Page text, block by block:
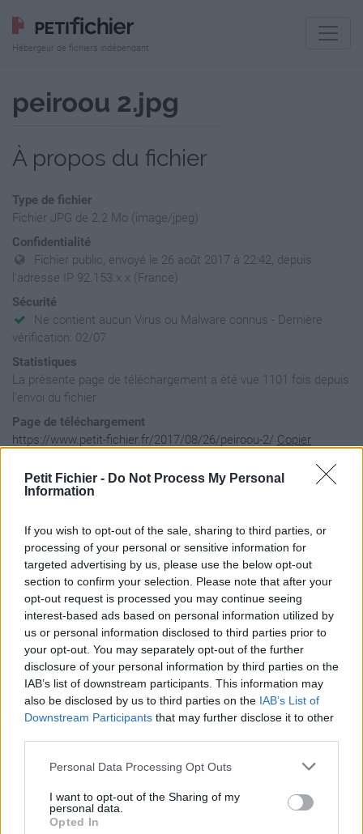
Petit Fichier - Do Not Process My Personal
Information
If you wish to opt-out of the sale, sharing to third parties, or
processing of your personal or sensitive information for
targeted advertising by us, please use the below opt-out
section to confirm your selection. Please note that after your
opt-out request is processed you may continue seeing
interest-based ads based on personal information utilized by
us or personal information disclosed to third parties prior to
your opt-out. You may separately opt-out of the further
disclosure of your personal information by third parties on the
IAB’s list of downstream participants. This information may
also be disclosed by us to third parties on the IAB’s List of
Downstream Participants that may further disclose it to other
Personal Data Processing Opt Outs
I want to opt-out of the Sharing of my
personal data.
Opted In
Hébergeur de fichiers indépendant
peiroou 2.jpg
À propos du fichier
Type de fichier
Fichier JPG de 2.2 Mo (image/jpeg)
Confidentialité
Fichier public, envoyé le 26 août 2017 à 22:42, depuis
l'adresse IP 92.153.x.x (France)
Sécurité
Ne contient aucun Virus ou Malware connus - Dernière
vérification: 02/07
Statistiques
La présente page de téléchargement a été vue 1101 fois depuis
l'envoi du fichier
Page de téléchargement
https://www.petit-fichier.fr/2017/08/26/peiroou-2/ Copier
Aperçu du fichier
Partager le fichier peiroou 2.jpg
sur le Web et les réseaux
sociaux: